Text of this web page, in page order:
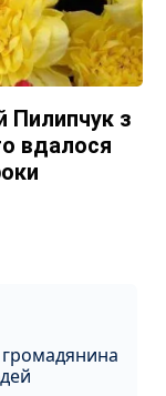
Пилипчук з
вдалося